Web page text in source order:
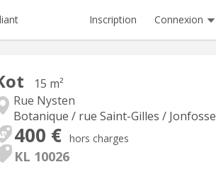
Inscription Connexion
15 m²
Rue Nysten
Botanique / rue Saint-Gilles / Jonfosse
400 € hors charges
KL 10026